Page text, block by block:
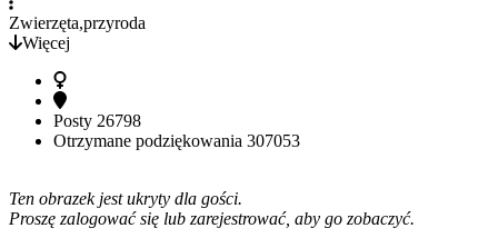
Zwierzęta,przyroda
Więcej
Posty 26798
Otrzymane podziękowania 307053
Ten obrazek jest ukryty dla gości.
Proszę zalogować się lub zarejestrować, aby go zobaczyć.